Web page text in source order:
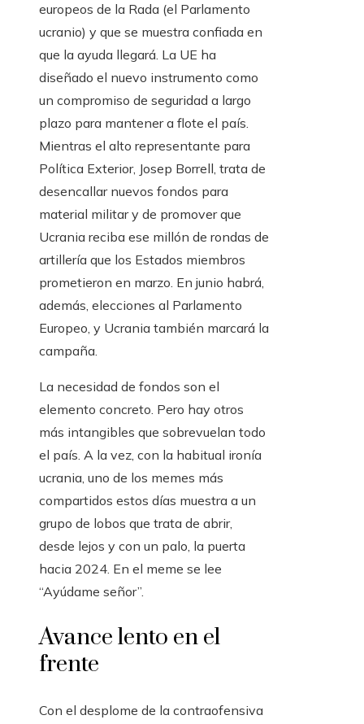
europeos de la Rada (el Parlamento
ucranio) y que se muestra confiada en
que la ayuda llegará. La UE ha
diseñado el nuevo instrumento como
un compromiso de seguridad a largo
plazo para mantener a flote el país.
Mientras el alto representante para
Política Exterior, Josep Borrell, trata de
desencallar nuevos fondos para
material militar y de promover que
Ucrania reciba ese millón de rondas de
artillería que los Estados miembros
prometieron en marzo. En junio habrá,
además, elecciones al Parlamento
Europeo, y Ucrania también marcará la
campaña.
La necesidad de fondos son el
elemento concreto. Pero hay otros
más intangibles que sobrevuelan todo
el país. A la vez, con la habitual ironía
ucrania, uno de los memes más
compartidos estos días muestra a un
grupo de lobos que trata de abrir,
desde lejos y con un palo, la puerta
hacia 2024. En el meme se lee
“Ayúdame señor”.
Avance lento en el
frente
Con el desplome de la contraofensiva